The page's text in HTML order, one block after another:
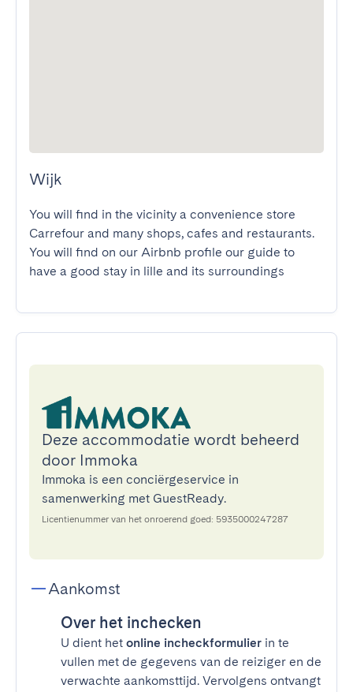
Wijk
You will find in the vicinity a convenience store
Carrefour and many shops, cafes and restaurants.
You will find on our Airbnb profile our guide to
have a good stay in lille and its surroundings
Deze accommodatie wordt beheerd
door Immoka
Immoka is een conciërgeservice in
samenwerking met GuestReady.
Licentienummer van het onroerend goed: 5935000247287
Aankomst
Over het inchecken
U dient het online incheckformulier in te
vullen met de gegevens van de reiziger en de
verwachte aankomsttijd. Vervolgens ontvangt